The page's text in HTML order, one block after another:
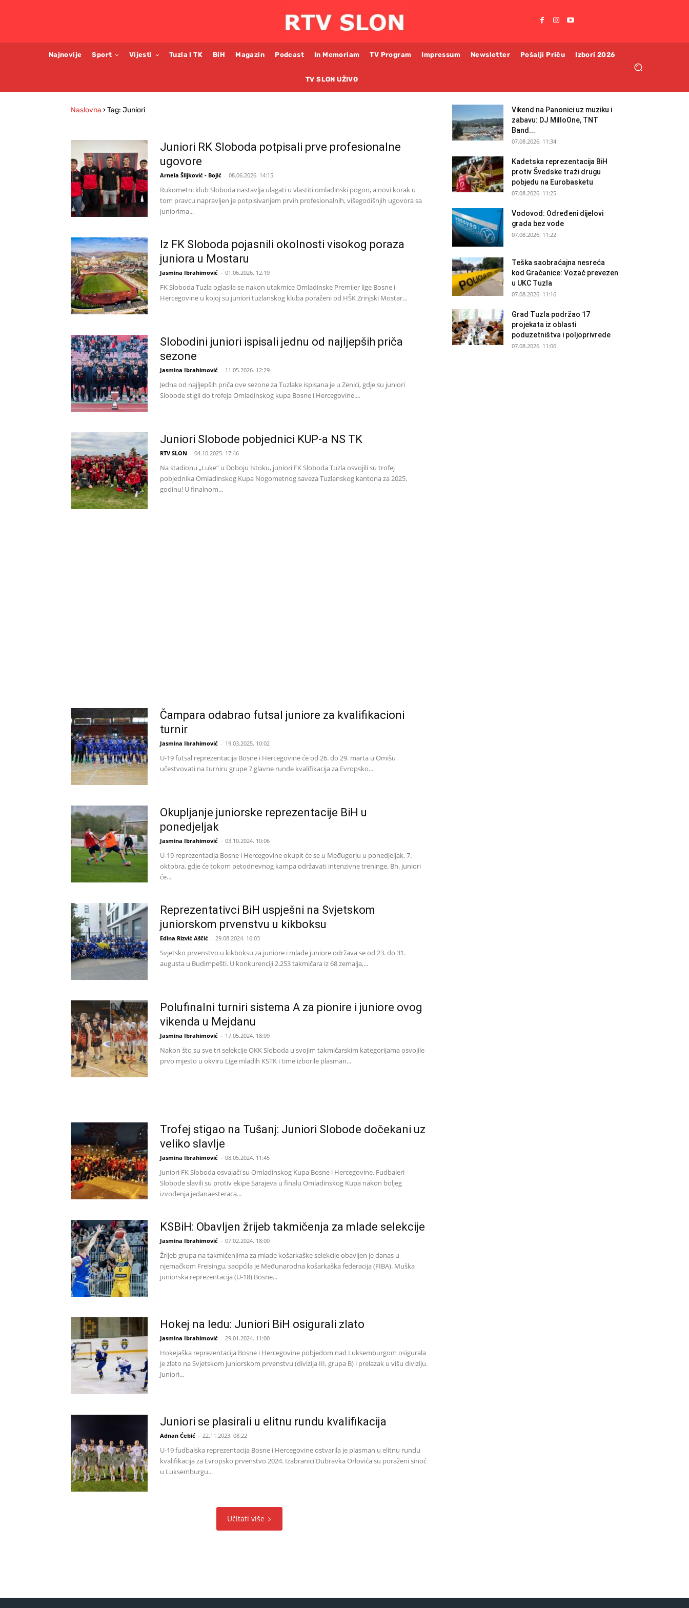
Najnovije Sport Vijesti Tuzla I TK BiH Magazin Podcast In Memoriam TV Program Impressum Newsletter Pošalji Priču Izbori 2026
TV SLON UŽIVO
Naslovna ›Tag: Juniori
Juniori RK Sloboda potpisali prve profesionalne
ugovore
Arnela Šiljković - Bojić - 08.06.2026. 14:15
Rukometni klub Sloboda nastavlja ulagati u vlastiti omladinski pogon, a novi korak u
tom pravcu napravljen je potpisivanjem prvih profesionalnih, višegodišnjih ugovora sa
juniorima...
Iz FK Sloboda pojasnili okolnosti visokog poraza
juniora u Mostaru
Jasmina Ibrahimović - 01.06.2026. 12:19
FK Sloboda Tuzla oglasila se nakon utakmice Omladinske Premijer lige Bosne i
Hercegovine u kojoj su juniori tuzlanskog kluba poraženi od HŠK Zrinjski Mostar...
Slobodini juniori ispisali jednu od najljepših priča
sezone
Jasmina Ibrahimović - 11.05.2026. 12:29
Jedna od najljepših priča ove sezone za Tuzlake ispisana je u Zenici, gdje su juniori
Slobode stigli do trofeja Omladinskog kupa Bosne i Hercegovine....
Juniori Slobode pobjednici KUP-a NS TK
RTV SLON - 04.10.2025. 17:46
Na stadionu „Luke“ u Doboju Istoku, juniori FK Sloboda Tuzla osvojili su trofej
pobjednika Omladinskog Kupa Nogometnog saveza Tuzlanskog kantona za 2025.
godinu! U finalnom...
Čampara odabrao futsal juniore za kvalifikacioni
turnir
Jasmina Ibrahimović - 19.03.2025. 10:02
U-19 futsal reprezentacija Bosne i Hercegovine će od 26. do 29. marta u Omišu
učestvovati na turniru grupe 7 glavne runde kvalifikacija za Evropsko...
Okupljanje juniorske reprezentacije BiH u
ponedjeljak
Jasmina Ibrahimović - 03.10.2024. 10:06
U-19 reprezentacija Bosne i Hercegovine okupit će se u Međugorju u ponedjeljak, 7.
oktobra, gdje će tokom petodnevnog kampa održavati intenzivne treninge. Bh. juniori
će...
Reprezentativci BiH uspješni na Svjetskom
juniorskom prvenstvu u kikboksu
Edina Rizvić Aščić - 29.08.2024. 16:03
Svjеtsko prvеnstvo u kikboksu za juniorе i mlađe juniore održava se od 23. do 31.
augusta u Budimpеšti. U konkurenciji 2.253 takmičara iz 68 zеmalja,...
Polufinalni turniri sistema A za pionire i juniore ovog
vikenda u Mejdanu
Jasmina Ibrahimović - 17.05.2024. 18:09
Nakon što su sve tri selekcije OKK Sloboda u svojim takmičarskim kategorijama osvojile
prvo mjesto u okviru Lige mladih KSTK i time izborile plasman...
Trofej stigao na Tušanj: Juniori Slobode dočekani uz
veliko slavlje
Jasmina Ibrahimović - 08.05.2024. 11:45
Juniori FK Sloboda osvajači su Omladinskog Kupa Bosne i Hercegovine. Fudbaleri
Slobode slavili su protiv ekipe Sarajeva u finalu Omladinskog Kupa nakon boljeg
izvođenja jedanaesteraca...
KSBiH: Obavljen žrijeb takmičenja za mlade selekcije
Jasmina Ibrahimović - 07.02.2024. 18:00
Žrijeb grupa na takmičenjima za mlade košarkaške selekcije obavljen je danas u
njemačkom Freisingu, saopćila je Međunarodna košarkaška federacija (FIBA). Muška
juniorska reprezentacija (U-18) Bosne...
Hokej na ledu: Juniori BiH osigurali zlato
Jasmina Ibrahimović - 29.01.2024. 11:00
Hokejaška reprezentacija Bosne i Hercegovine pobjedom nad Luksemburgom osigurala
je zlato na Svjetskom juniorskom prvenstvu (divizija III, grupa B) i prelazak u višu diviziju.
Juniori...
Juniori se plasirali u elitnu rundu kvalifikacija
Adnan Ćebić - 22.11.2023. 08:22
U-19 fudbalska reprezentacija Bosne i Hercegovine ostvarila je plasman u elitnu rundu
kvalifikacija za Evropsko prvenstvo 2024. Izabranici Dubravka Orlovića su poraženi sinoć
u Luksemburgu...
Učitati više
Vikend na Panonici uz muziku i
zabavu: DJ MilloOne, TNT
Band...
07.08.2026. 11:34
Kadetska reprezentacija BiH
protiv Švedske traži drugu
pobjedu na Eurobasketu
07.08.2026. 11:25
Vodovod: Određeni dijelovi
grada bez vode
07.08.2026. 11:22
Teška saobraćajna nesreća
kod Gračanice: Vozač prevezen
u UKC Tuzla
07.08.2026. 11:16
Grad Tuzla podržao 17
projekata iz oblasti
poduzetništva i poljoprivrede
07.08.2026. 11:06